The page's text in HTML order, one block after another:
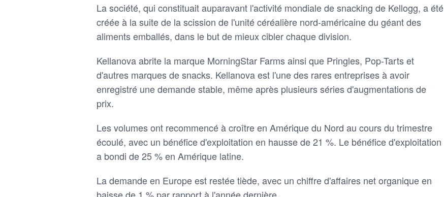
La société, qui constituait auparavant l'activité mondiale de snacking de Kellogg, a été
créée à la suite de la scission de l'unité céréalière nord-américaine du géant des
aliments emballés, dans le but de mieux cibler chaque division.
Kellanova abrite la marque MorningStar Farms ainsi que Pringles, Pop-Tarts et
d'autres marques de snacks. Kellanova est l'une des rares entreprises à avoir
enregistré une demande stable, même après plusieurs séries d'augmentations de
prix.
Les volumes ont recommencé à croître en Amérique du Nord au cours du trimestre
écoulé, avec un bénéfice d'exploitation en hausse de 21 %. Le bénéfice d'exploitation
a bondi de 25 % en Amérique latine.
La demande en Europe est restée tiède, avec un chiffre d'affaires net organique en